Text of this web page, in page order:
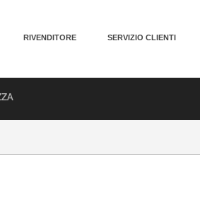
RIVENDITORE SERVIZIO CLIENTI